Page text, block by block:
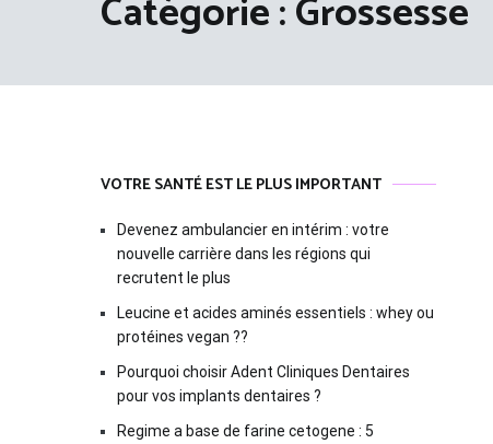
Catégorie :Grossesse
VOTRE SANTÉ EST LE PLUS IMPORTANT
Devenez ambulancier en intérim : votre
nouvelle carrière dans les régions qui
recrutent le plus
Leucine et acides aminés essentiels : whey ou
protéines vegan ??
Pourquoi choisir Adent Cliniques Dentaires
pour vos implants dentaires ?
Regime a base de farine cetogene : 5